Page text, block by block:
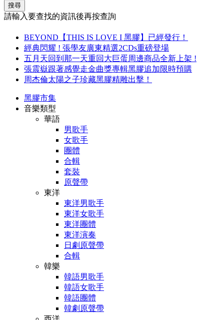
搜尋
請輸入要查找的資訊後再按查詢
BEYOND【THIS IS LOVE I 黑膠】已經發行！
經典閃耀 ! 張學友廣東精選2CDs重磅登場
五月天回到那一天重回大巨蛋周邊商品全新上架 !
張震嶽跟著感覺走金曲獎專輯黑膠追加限時預購
周杰倫太陽之子珍藏黑膠精雕出擊！
黑膠市集
音樂類型
華語
男歌手
女歌手
團體
合輯
套裝
原聲帶
東洋
東洋男歌手
東洋女歌手
東洋團體
東洋演奏
日劇原聲帶
合輯
韓樂
韓語男歌手
韓語女歌手
韓語團體
韓劇原聲帶